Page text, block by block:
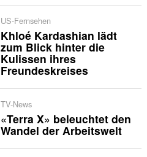
US-Fernsehen
Khloé Kardashian lädt
zum Blick hinter die
Kulissen ihres
Freundeskreises
TV-News
«Terra X» beleuchtet den
Wandel der Arbeitswelt